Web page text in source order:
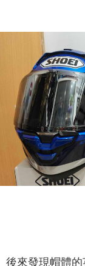
後來發現帽體